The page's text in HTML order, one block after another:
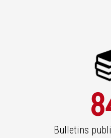
Bulletins